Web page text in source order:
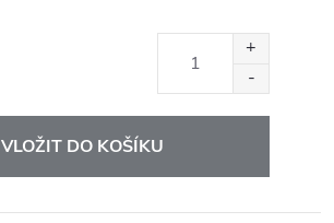
VLOŽIT DO KOŠÍKU